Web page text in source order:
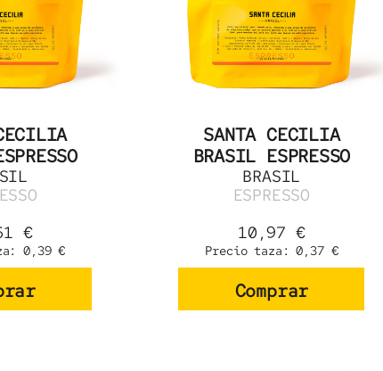
€
0,39€
SANTA CECILIA
BRASIL ESPRESSO
BRASIL
ESPRESSO
10,97 €
Precio taza:0,37 €
Comprar